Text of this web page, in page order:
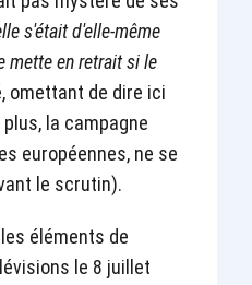
s'était d'elle-même
mette en retrait si le
omettant de dire ici
la campagne
européennes, ne se
le scrutin).
éléments de
le 8 juillet